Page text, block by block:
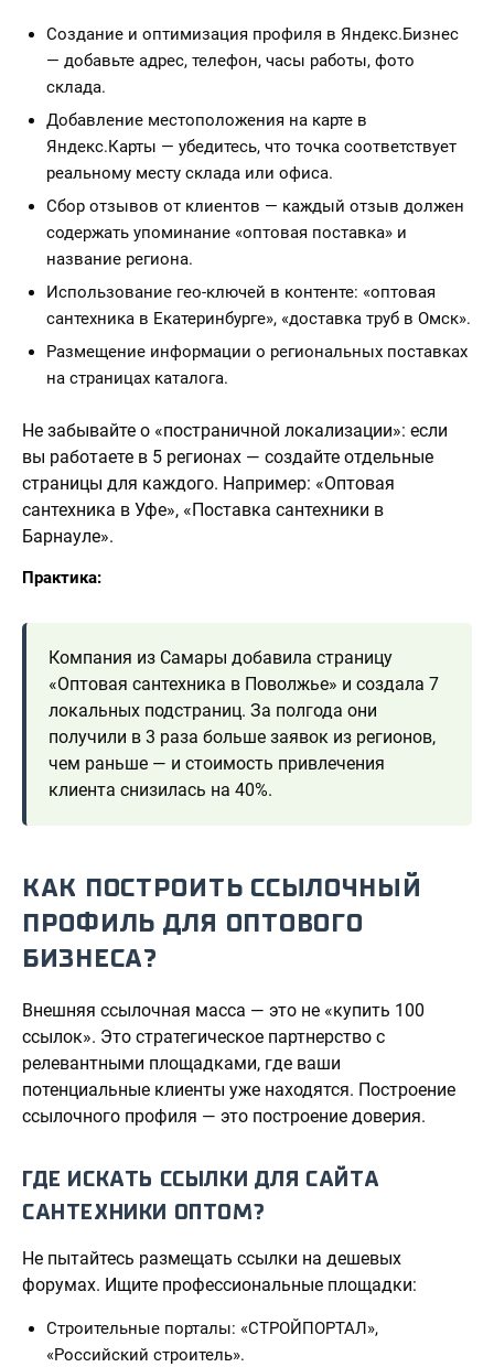
Создание и оптимизация профиля в Яндекс.Бизнес
— добавьте адрес, телефон, часы работы, фото
склада.
Добавление местоположения на карте в
Яндекс.Карты — убедитесь, что точка соответствует
реальному месту склада или офиса.
Сбор отзывов от клиентов — каждый отзыв должен
содержать упоминание «оптовая поставка» и
название региона.
Использование гео-ключей в контенте: «оптовая
сантехника в Екатеринбурге», «доставка труб в Омск».
Размещение информации о региональных поставках
на страницах каталога.
Не забывайте о «постраничной локализации»: если
вы работаете в 5 регионах — создайте отдельные
страницы для каждого. Например: «Оптовая
сантехника в Уфе», «Поставка сантехники в
Барнауле».
Практика:
Компания из Самары добавила страницу
«Оптовая сантехника в Поволжье» и создала 7
локальных подстраниц. За полгода они
получили в 3 раза больше заявок из регионов,
чем раньше — и стоимость привлечения
клиента снизилась на 40%.
КАК ПОСТРОИТЬ ССЫЛОЧНЫЙ
ПРОФИЛЬ ДЛЯ ОПТОВОГО
БИЗНЕСА?
Внешняя ссылочная масса — это не «купить 100
ссылок». Это стратегическое партнерство с
релевантными площадками, где ваши
потенциальные клиенты уже находятся. Построение
ссылочного профиля — это построение доверия.
ГДЕ ИСКАТЬ ССЫЛКИ ДЛЯ САЙТА
САНТЕХНИКИ ОПТОМ?
Не пытайтесь размещать ссылки на дешевых
форумах. Ищите профессиональные площадки:
Строительные порталы: «СТРОЙПОРТАЛ»,
«Российский строитель».